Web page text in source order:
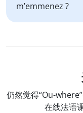
m’emmenez ?
仍然觉得“Ou-
在线法语